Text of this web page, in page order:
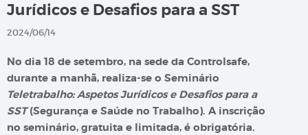
Jurídicos e Desafios para a SST
2024/06/14
No dia 18 de setembro, na sede da Controlsafe,
durante a manhã, realiza-se o Seminário
Teletrabalho: Aspetos Jurídicos e Desafios para a
SST(Segurança e Saúde no Trabalho). A inscrição
no seminário, gratuita e limitada, é obrigatória.